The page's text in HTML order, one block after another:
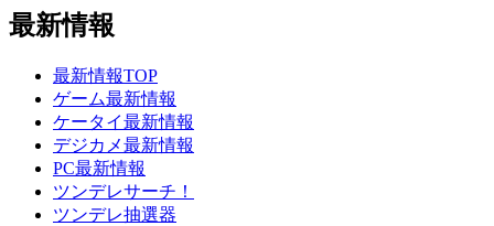
最新情報
最新情報TOP
ゲーム最新情報
ケータイ最新情報
デジカメ最新情報
PC最新情報
ツンデレサーチ！
ツンデレ抽選器